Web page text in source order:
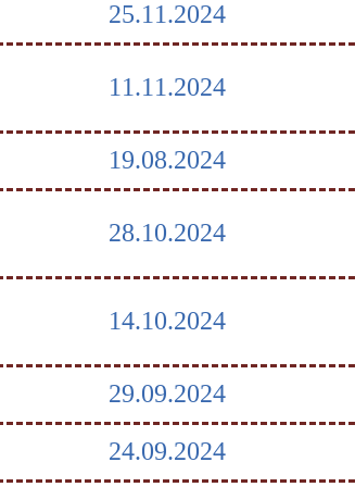
25.11.2024
11.11.2024
19.08.2024
28.10.2024
14.10.2024
29.09.2024
24.09.2024